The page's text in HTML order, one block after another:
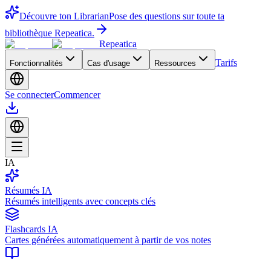
Découvre ton LibrarianPose des questions sur toute ta
bibliothèque Repeatica.
Repeatica
Fonctionnalités Cas d'usage Ressources Tarifs
Se connecterCommencer
IA
Résumés IA
Résumés intelligents avec concepts clés
Flashcards IA
Cartes générées automatiquement à partir de vos notes